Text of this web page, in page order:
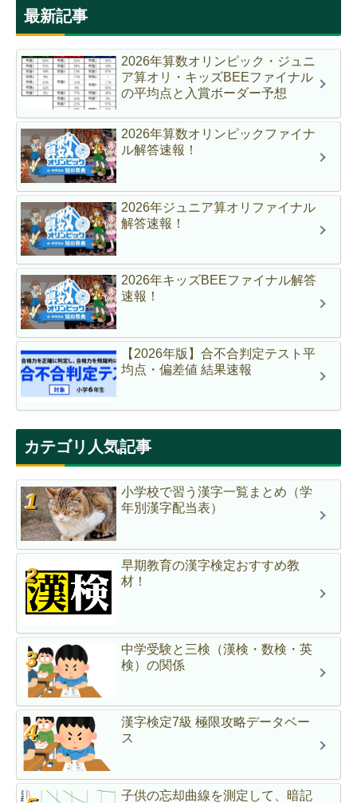
最新記事
2026年算数オリンピック・ジュニ
ア算オリ・キッズBEEファイナル
の平均点と入賞ボーダー予想
2026年算数オリンピックファイナ
ル解答速報！
2026年ジュニア算オリファイナル
解答速報！
2026年キッズBEEファイナル解答
速報！
【2026年版】合不合判定テスト平
均点・偏差値 結果速報
カテゴリ人気記事
小学校で習う漢字一覧まとめ（学
年別漢字配当表）
早期教育の漢字検定おすすめ教
材！
中学受験と三検（漢検・数検・英
検）の関係
漢字検定7級 極限攻略データベー
ス
子供の忘却曲線を測定して、暗記